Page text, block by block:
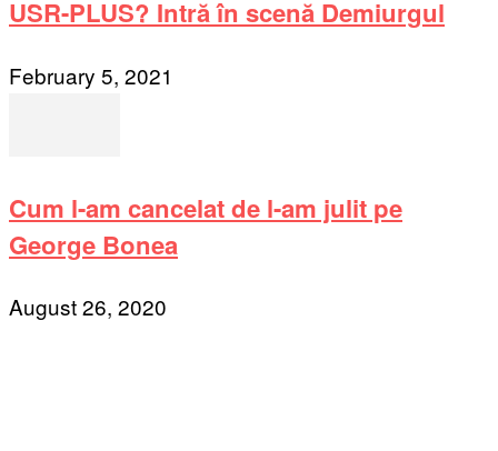
USR-PLUS? Intră în scenă Demiurgul
February 5, 2021
Cum l-am cancelat de l-am julit pe
George Bonea
August 26, 2020